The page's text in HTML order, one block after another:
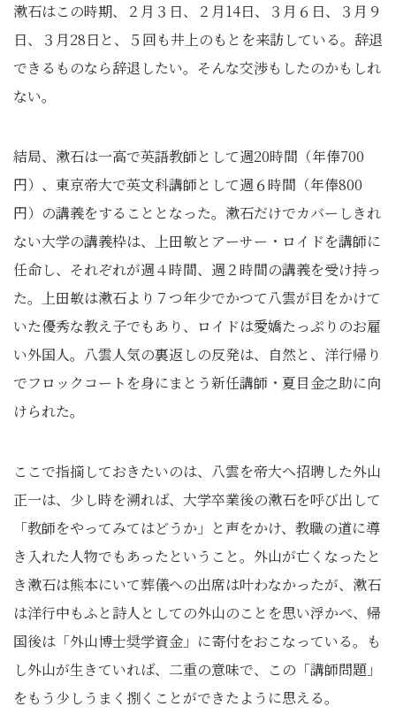
漱石はこの時期、２月３日、２月14日、３月６日、３月９
日、３月28日と、５回も井上のもとを来訪している。辞退
できるものなら辞退したい。そんな交渉もしたのかもしれ
ない。
結局、漱石は一高で英語教師として週20時間（年俸700
円）、東京帝大で英文科講師として週６時間（年俸800
円）の講義をすることとなった。漱石だけでカバーしきれ
ない大学の講義枠は、上田敏とアーサー・ロイドを講師に
任命し、それぞれが週４時間、週２時間の講義を受け持っ
た。上田敏は漱石より７つ年少でかつて八雲が目をかけて
いた優秀な教え子でもあり、ロイドは愛嬌たっぷりのお雇
い外国人。八雲人気の裏返しの反発は、自然と、洋行帰り
でフロックコートを身にまとう新任講師・夏目金之助に向
けられた。
ここで指摘しておきたいのは、八雲を帝大へ招聘した外山
正一は、少し時を溯れば、大学卒業後の漱石を呼び出して
「教師をやってみてはどうか」と声をかけ、教職の道に導
き入れた人物でもあったということ。外山が亡くなったと
き漱石は熊本にいて葬儀への出席は叶わなかったが、漱石
は洋行中もふと詩人としての外山のことを思い浮かべ、帰
国後は「外山博士奨学資金」に寄付をおこなっている。も
し外山が生きていれば、二重の意味で、この「講師問題」
をもう少しうまく捌くことができたように思える。